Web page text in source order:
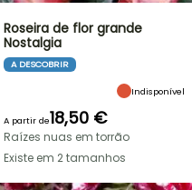
Roseira de flor grande
Nostalgia
A DESCOBRIR
Indisponível
A partir de18,50 €
Raízes nuas em torrão
Existe em 2 tamanhos